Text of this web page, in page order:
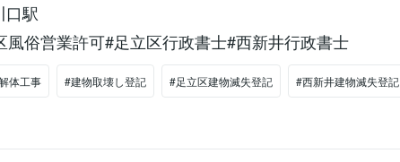
口駅
風俗営業許可#足立区行政書士#西新井行政書士
体工事 #建物取壊し登記 #足立区建物滅失登記 #西新井建物滅失登記